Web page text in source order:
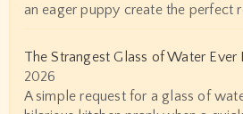
an eager puppy create the perfect
The Strangest Glass of Water Ever
2026
A simple request for a glass of